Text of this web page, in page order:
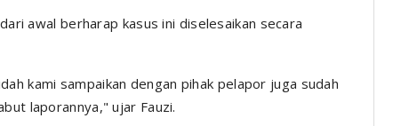
awal berharap kasus ini diselesaikan secara
kami sampaikan dengan pihak pelapor juga sudah
laporannya," ujar Fauzi.